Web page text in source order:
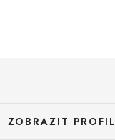
ZOBRAZIT PROFIL